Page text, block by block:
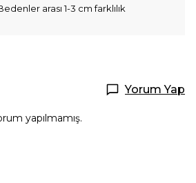
arası 1-3 cm farklılık
Yorum Yap
yapılmamış.